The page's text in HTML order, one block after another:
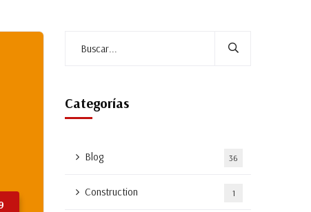
Categorías
Blog 36
Construction 1